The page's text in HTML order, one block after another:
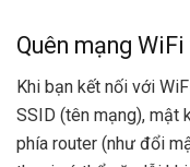
Quên mạng
Khi bạn kết nối với
SSID (tên mạng), mật
phía router (như đổi